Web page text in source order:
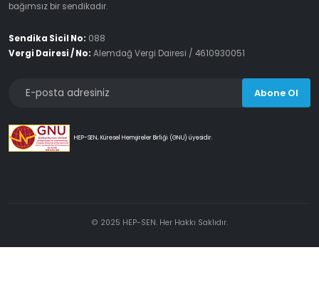
bağımsız bir sendikadır.
Sendika Sicil No: 088
Vergi Dairesi / No: Alemdağ Vergi Dairesi / 4610930051
Abone Ol
HEP-SEN, Küresel Hemşireler Birliği (GNU) üyesidir.
© 2025 HEP-SEN. Her Hakkı Saklıdır.